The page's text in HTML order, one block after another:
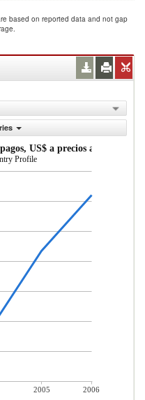
based on reported data and not gap
US$ a precios actuales)
Profile
2005
2006